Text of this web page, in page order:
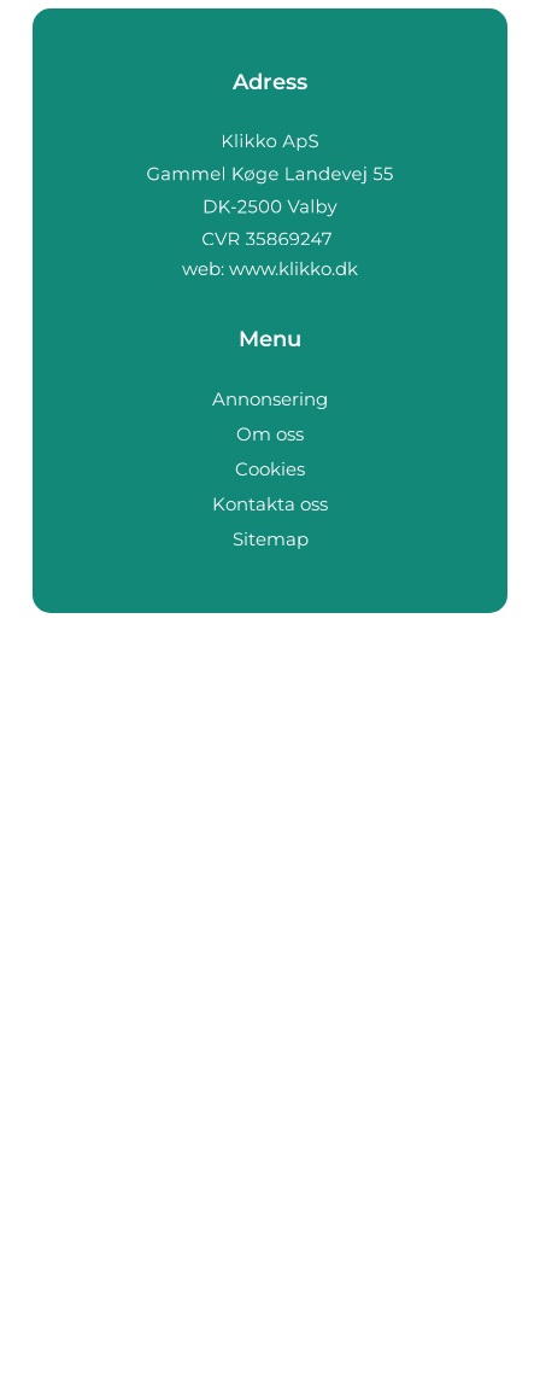
Adress
web: www.klikko.dk
Menu
Annonsering
Om oss
Cookies
Kontakta oss
Sitemap